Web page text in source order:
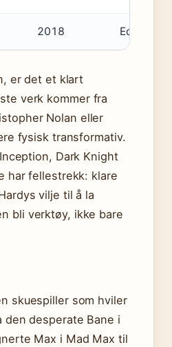
2018 Eddie
er det et klart
verk kommer fra
Nolan eller
fysisk transformativ.
Dark Knight
har fellestrekk: klare
vilje til å la
bli verktøy, ikke bare
skuespiller som hviler
den desperate Bane i
Max i Mad Max til